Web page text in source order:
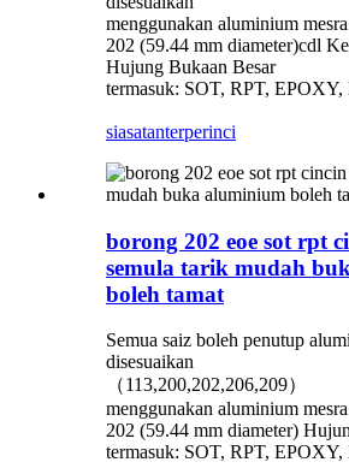
menggunakan aluminium
202 (59.44 mm diameter)cdl
Hujung Bukaan Besar
termasuk: SOT, RPT,
siasatanterperinci
borong 202 eoe sot rpt
semula tarik mudah
boleh tamat
Semua saiz boleh penutup
disesuaikan
（113,200,202,206,209）
menggunakan aluminium
202 (59.44 mm diameter)
termasuk: SOT, RPT,